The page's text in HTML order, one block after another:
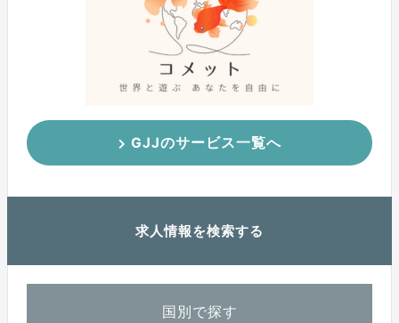
GJJのサービス一覧へ
求人情報を検索する
国別で探す